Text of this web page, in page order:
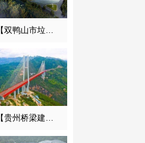
【双鸭山市垃圾焚烧发电项目】减振器合同